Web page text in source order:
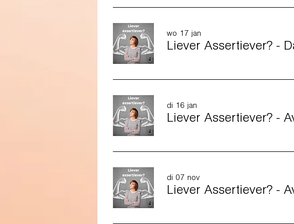
wo 17 jan
Liever Assertiever? -
di 16 jan
Liever Assertiever? -
di 07 nov
Liever Assertiever? -